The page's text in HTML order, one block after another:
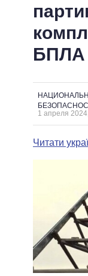
ГЛАВЫ
МЭРЫ
БПЛА
1 апреля
Читати